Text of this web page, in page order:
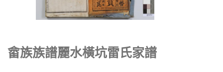
畲族族譜麗水橫坑雷氏家譜